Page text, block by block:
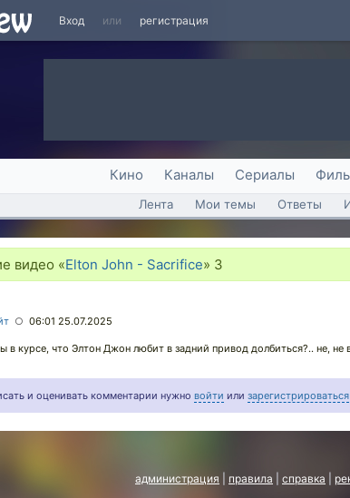
Вход или регистрация
Кино Каналы Сериалы
Лента Мои темы Ответы
видео «Elton John - Sacrifice» 3
○ 06:01 25.07.2025
в курсе, что Элтон Джон любит в задний привод долбиться?.. не, не
и оценивать комментарии нужно войти или зарегистрироваться
администрация правила справка